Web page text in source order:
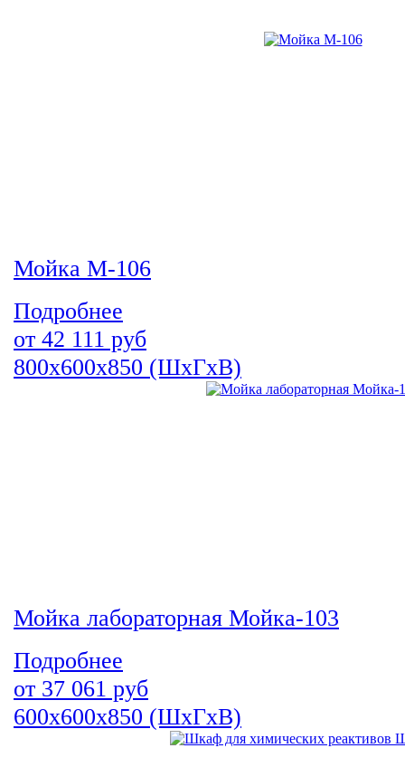
Мойка М-106
Подробнее
от 42 111 руб
800х600х850 (ШхГхВ)
Мойка лабораторная Мойка-103
Подробнее
от 37 061 руб
600х600х850 (ШхГхВ)